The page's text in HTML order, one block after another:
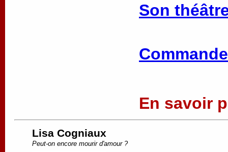
Son
En savoir
Lisa Cogniaux
Peut-on encore mourir d'amour ?